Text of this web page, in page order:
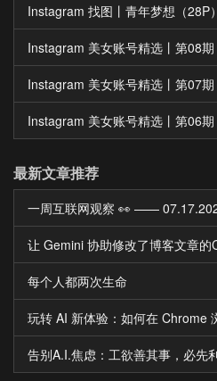
Instagram 找图丨青年梦想（28P）
Instagram 美女账号精选丨第08期
Instagram 美女账号精选丨第07期
Instagram 美女账号精选丨第06期
最新文章推荐
一周互联网观察 👀 ——
让 Gemini 协助修改了博客文章的
每个人都两次生命
玩转 AI 新体验：如何在 Chrome
告别A.I.焦虑：工欲善其事，必先